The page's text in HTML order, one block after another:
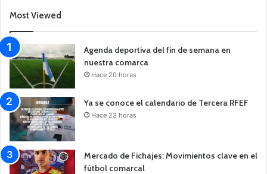
Most Viewed
Agenda deportiva del fin de semana en
nuestra comarca
Hace 20 horas
Ya se conoce el calendario de Tercera RFEF
Hace 23 horas
Mercado de Fichajes: Movimientos clave en el
fútbol comarcal